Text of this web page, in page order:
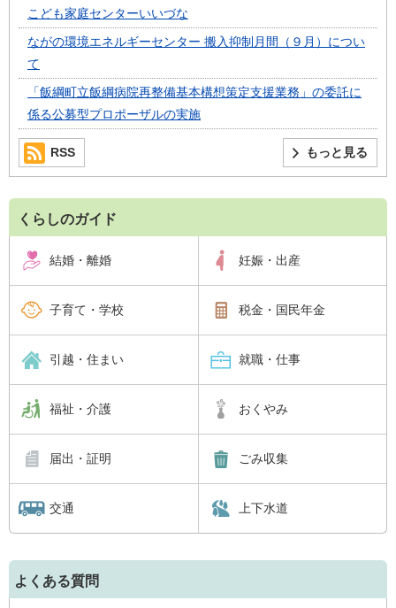
こども家庭センターいいづな
ながの環境エネルギーセンター 搬入抑制月間（９月）につい
て
「飯綱町立飯綱病院再整備基本構想策定支援業務」の委託に
係る公募型プロポーザルの実施
もっと見る
RSS
くらしのガイド
結婚・離婚 妊娠・出産
子育て・学校 税金・国民年金
引越・住まい 就職・仕事
福祉・介護 おくやみ
届出・証明 ごみ収集
交通 上下水道
よくある質問